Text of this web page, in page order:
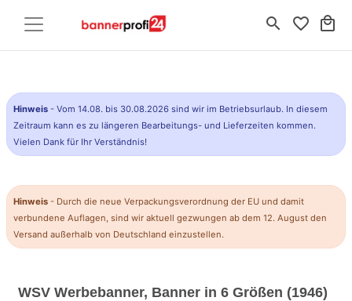
search favorite_border local_mall
Hinweis - Vom 14.08. bis 30.08.2026 sind wir im Betriebsurlaub. In diesem
Zeitraum kann es zu längeren Bearbeitungs- und Lieferzeiten kommen.
Vielen Dank für Ihr Verständnis!
Hinweis - Durch die neue Verpackungsverordnung der EU und damit
verbundene Auflagen, sind wir aktuell gezwungen ab dem 12. August den
Versand außerhalb von Deutschland einzustellen.
WSV Werbebanner, Banner in 6 Größen (1946)